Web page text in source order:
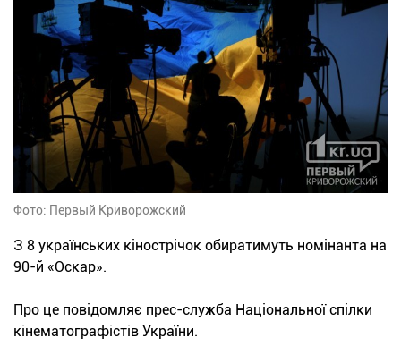
Фото: Первый Криворожский
З 8 українських кінострічок обиратимуть номінанта на
90-й «Оскар».
Про це повідомляє прес-служба Національної спілки
кінематографістів України.